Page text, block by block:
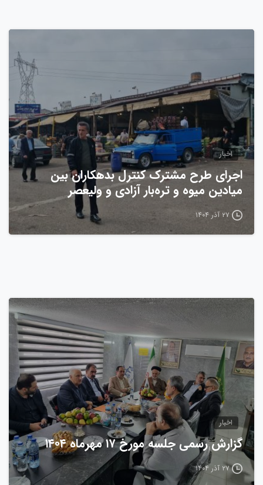
اخبار
اجرای طرح مشترک کنترل بدهکاران بین
میادین میوه و تره‌بار آزادی و ولیعصر
۲۷ آذر ۱۴۰۴
0
اخبار
گزارش رسمی جلسه مورخ ۱۷ مهرماه ۱۴۰۴
۲۷ آذر ۱۴۰۴